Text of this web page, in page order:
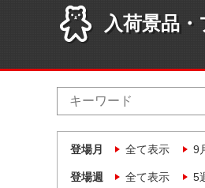
入荷景品
登場月 全て表示 9
登場週 全て表示 5